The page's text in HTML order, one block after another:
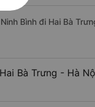
Bình đi Hai Bà
Bà Trưng - Hà